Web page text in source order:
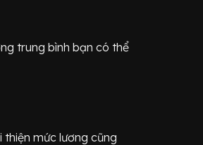
trung bình bạn có thể
mức lương cũng